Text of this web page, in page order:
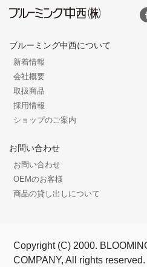
ブルーミング中西について
新着情報
会社概要
取扱商品
採用情報
ショップのご案内
お問い合わせ
お問い合わせ
OEMのお客様
商品の貸し出しについて
Copyright (C) 2000.
COMPANY, All rights reserved.